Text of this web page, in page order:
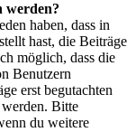
werden?
haben, dass in
hast, die Beiträge
möglich, dass die
Benutzern
erst begutachten
Bitte
du weitere